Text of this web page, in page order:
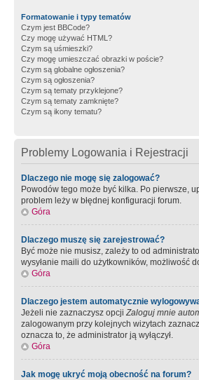
Formatowanie i typy tematów
Czym jest BBCode?
Czy mogę używać HTML?
Czym są uśmieszki?
Czy mogę umieszczać obrazki w poście?
Czym są globalne ogłoszenia?
Czym są ogłoszenia?
Czym są tematy przyklejone?
Czym są tematy zamknięte?
Czym są ikony tematu?
Problemy Logowania i Rejestracji
Dlaczego nie mogę się zalogować?
Powodów tego może być kilka. Po pierwsze,
problem leży w błędnej konfiguracji forum.
Góra
Dlaczego muszę się zarejestrować?
Być może nie musisz, zależy to od
wysyłanie maili do użytkowników, możliwość
Góra
Dlaczego jestem automatycznie
Jeżeli nie zaznaczysz opcjiZaloguj mnie
zalogowanym przy kolejnych wizytach
oznacza to, że administrator ją wyłączył.
Góra
Jak mogę ukryć moją obecność na forum?